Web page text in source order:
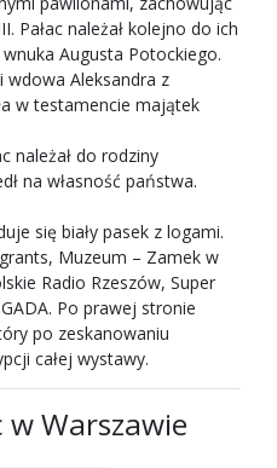
Pałac należał kolejno do ich
Augusta Potockiego.
Aleksandra z
w testamencie majątek
należał do rodziny
na własność państwa.
się biały pasek z logami.
Muzeum – Zamek w
Radio Rzeszów, Super
Po prawej stronie
po zeskanowaniu
całej wystawy.
w Warszawie